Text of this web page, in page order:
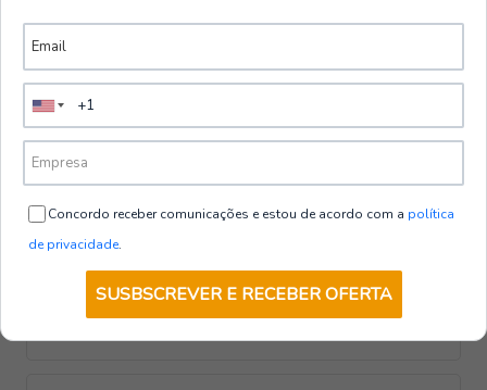
Manteaux
MANTEAUX
Concordo receber comunicações e estou de acordo com a política
de privacidade.
SUSBSCREVER E RECEBER OFERTA